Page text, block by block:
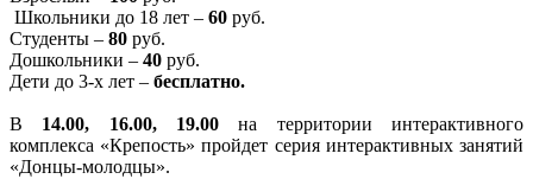
Школьники до 18 лет – 60 руб.
Студенты – 80 руб.
Дошкольники – 40 руб.
Дети до 3-х лет – бесплатно.
В 14.00, 16.00, 19.00 на территории интерактивного
комплекса «Крепость» пройдет серия интерактивных занятий
«Донцы-молодцы».